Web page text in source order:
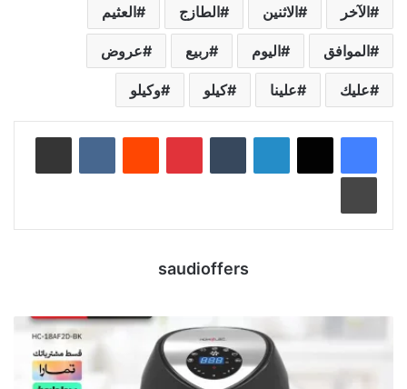
الآخر الاثنين الطازج العثيم
الموافق اليوم ربيع عروض
عليك علينا كيلو وكيلو
لينكدإن بينتيريست
saudioffers